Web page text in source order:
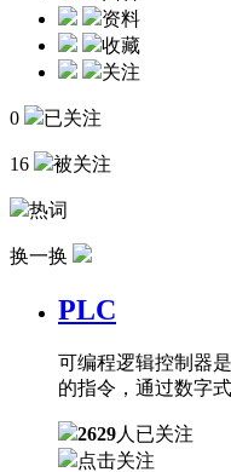
资料
收藏
关注
0 已关注
16 被关注
热词
换一换
PLC
可编程逻辑控制器
的指令，通过数字
2629人已关注
点击关注